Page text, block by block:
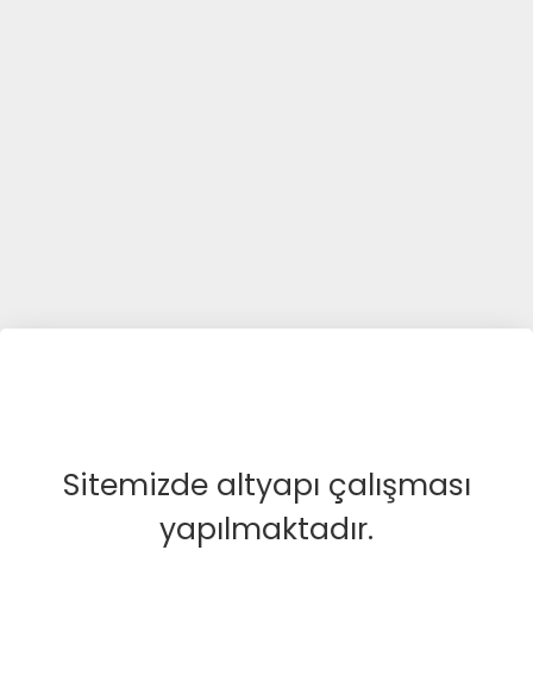
Sitemizde altyapı çalışması
yapılmaktadır.